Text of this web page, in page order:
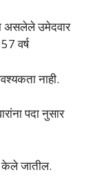
असलेले उमेदवार
वर्ष
नाही.
पदा नुसार
जातील.